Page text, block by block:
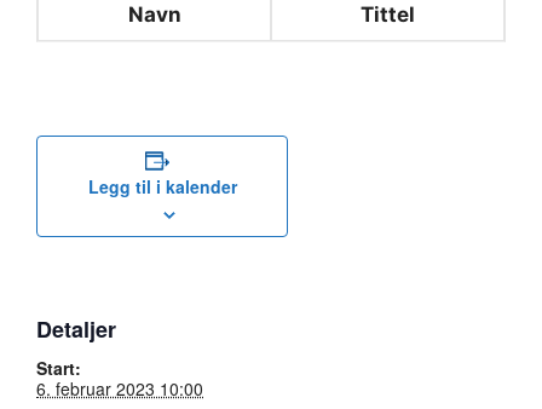
Navn Tittel
Legg til i kalender
Detaljer
Start:
6. februar 2023 10:00